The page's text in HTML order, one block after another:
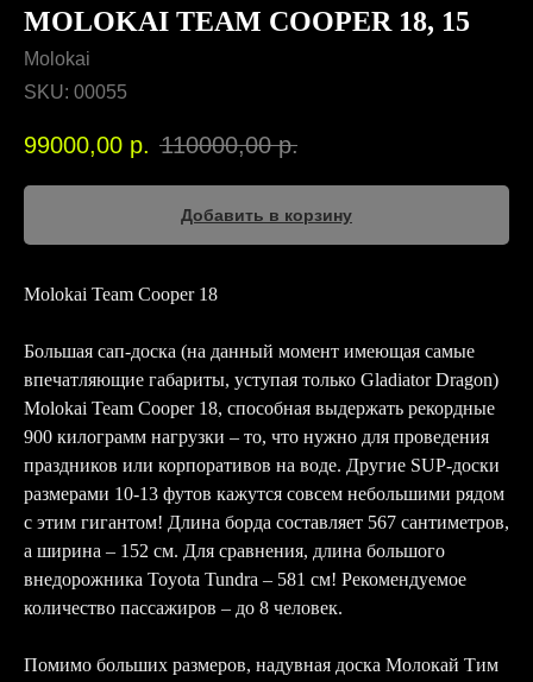
MOLOKAI TEAM COOPER 18, 15
Molokai
SKU: 00055
99000,00 р. 110000,00 р.
Добавить в корзину
Molokai Team Cooper 18
Большая сап-доска (на данный момент имеющая самые
впечатляющие габариты, уступая только Gladiator Dragon)
Molokai Team Cooper 18, способная выдержать рекордные
900 килограмм нагрузки – то, что нужно для проведения
праздников или корпоративов на воде. Другие SUP-доски
размерами 10-13 футов кажутся совсем небольшими рядом
с этим гигантом! Длина борда составляет 567 сантиметров,
а ширина – 152 см. Для сравнения, длина большого
внедорожника Toyota Tundra – 581 см! Рекомендуемое
количество пассажиров – до 8 человек.
Помимо больших размеров, надувная доска Молокай Тим